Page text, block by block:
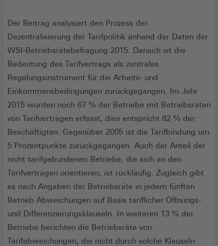
Der Beitrag analysiert den Prozess der
Dezentralisierung der Tarifpolitik anhand der Daten der
WSI-Betriebsrätebefragung 2015. Danach ist die
Bedeutung des Tarifvertrags als zentrales
Regelungsinstrument für die Arbeits- und
Einkommensbedingungen zurückgegangen. Im Jahr
2015 wurden noch 67 % der Betriebe mit Betriebsräten
von Tarifverträgen erfasst, dies entspricht 82 % der
Beschäftigten. Gegenüber 2005 ist die Tarifbindung um
5 Prozentpunkte zurückgegangen. Auch der Anteil der
nicht tarifgebundenen Betriebe, die sich an den
Tarifverträgen orientieren, ist rückläufig. Zugleich gibt
es nach Angaben der Betriebsräte in jedem fünften
Betrieb Abweichungen auf Basis tariflicher Öffnungs-
und Differenzierungsklauseln. In weiteren 13 % der
Betriebe berichten die Betriebsräte von
Tarifabweichungen, die nicht durch solche Klauseln